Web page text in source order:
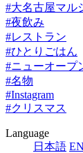
#大名古屋マル
#夜飲み
#レストラン
#ひとりごはん
#ニューオープ
#名物
#Instagram
#クリスマス
Language
日本語